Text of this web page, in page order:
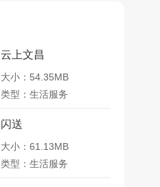
云上文昌
大小：54.35MB
类型：生活服务
闪送
大小：61.13MB
类型：生活服务